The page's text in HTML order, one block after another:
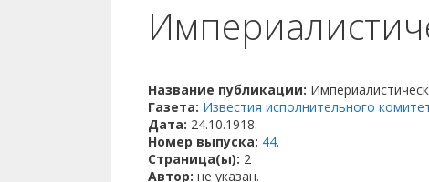
Название публикации:
Газета: Известия исполнительного
Дата: 24.10.1918.
Номер выпуска: 44.
Страница(ы): 2
Автор: не указан.